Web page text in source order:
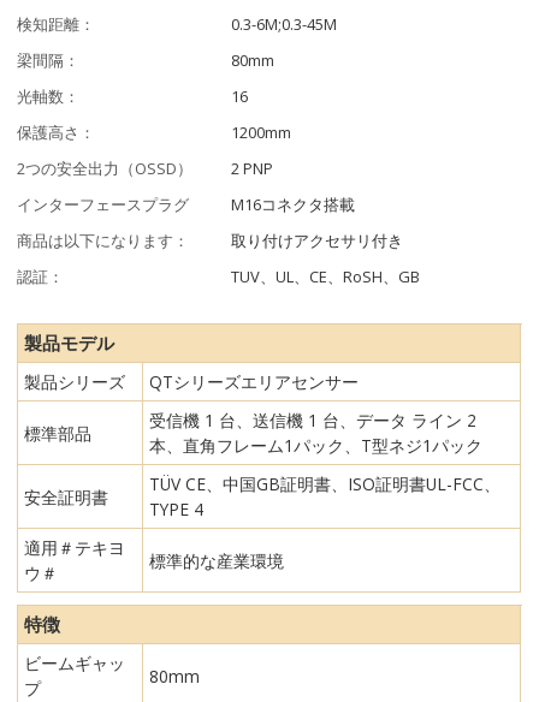
検知距離：
0.3-6M;0.3-45M
梁間隔：
80mm
光軸数：
16
保護高さ：
1200mm
2つの安全出力（OSSD）
2 PNP
インターフェースプラグ
M16コネクタ搭載
商品は以下になります：
取り付けアクセサリ付き
認証：
TUV、UL、CE、RoSH、GB
製品モデル
製品シリーズ QTシリーズエリアセンサー
標準部品
受信機 1 台、送信機 1 台、データ ライン 2
本、直角フレーム1パック、T型ネジ1パック
安全証明書
TÜV CE、中国GB証明書、ISO証明書UL-FCC、
TYPE 4
適用＃テキヨ
ウ＃
標準的な産業環境
特徴
ビームギャッ
プ
80mm